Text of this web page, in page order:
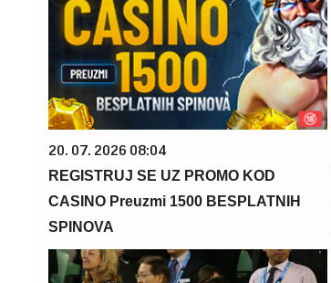
20. 07. 2026 08:04
REGISTRUJ SE UZ PROMO KOD
CASINO Preuzmi 1500 BESPLATNIH
SPINOVA